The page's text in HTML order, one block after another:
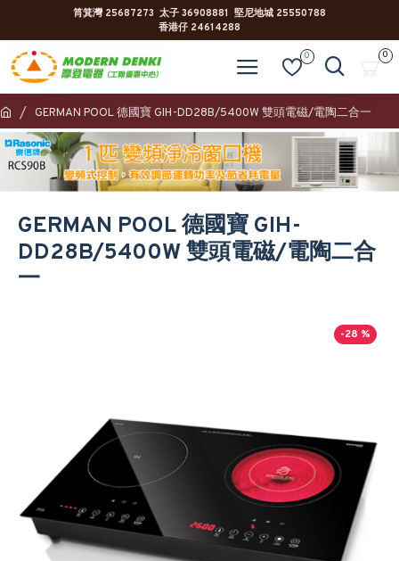
筲箕灣 25687273 太子 36908881 堅尼地城 25550788
香港仔 24614288
0 0
GERMAN POOL 德國寶 GIH-DD28B/5400W 雙頭電磁/電陶二合一
GERMAN POOL 德國寶 GIH-
DD28B/5400W 雙頭電磁/電陶二合
一
-28 %